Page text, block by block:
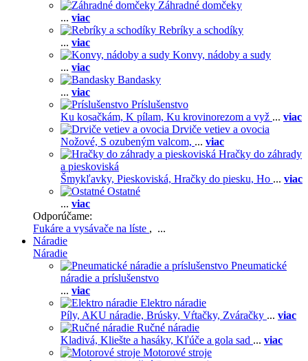
Záhradné domčeky
... viac
Rebríky a schodíky
... viac
Konvy, nádoby a sudy
... viac
Bandasky
... viac
Príslušenstvo
Ku kosačkám, K pílam, Ku krovinorezom a vyž ... viac
Drviče vetiev a ovocia
Nožové, S ozubeným valcom, ... viac
Hračky do záhrady
a pieskoviská
Šmykľavky, Pieskoviská, Hračky do piesku, Ho ... viac
Ostatné
... viac
Odporúčame:
Fukáre a vysávače na líste , ...
Náradie
Náradie
Pneumatické
náradie a príslušenstvo
... viac
Elektro náradie
Píly, AKU náradie, Brúsky, Vŕtačky, Zváračky ... viac
Ručné náradie
Kladivá, Kliešte a hasáky, Kľúče a gola sad ... viac
Motorové stroje